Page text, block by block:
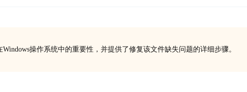
操作系统中的重要性，并提供了修复该文件缺失问题的详细步骤。